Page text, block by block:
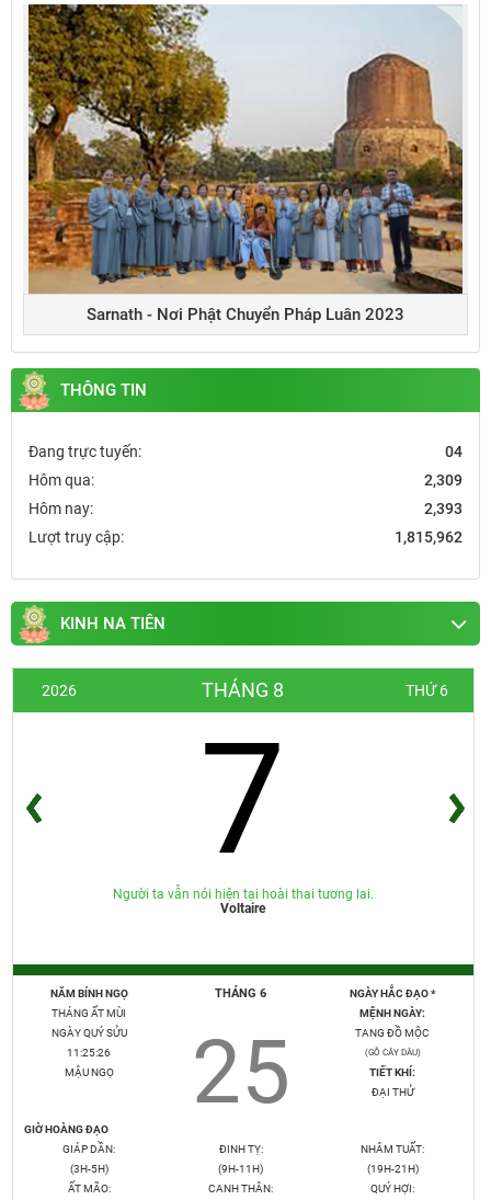
Sarnath - Nơi Phật Chuyển Pháp Luân 2023
THÔNG TIN
Đang trực tuyến:
04
Hôm qua:
2,309
Hôm nay:
2,393
Lượt truy cập:
1,815,962
KINH NA TIÊN
2026 THÁNG 8 THỨ 6
7
Người ta vẫn nói hiện tại hoài thai tương lai.
Voltaire
NĂM BÍNH NGỌ
THÁNG ẤT MÙI
NGÀY QUÝ SỬU
11:25:27
MẬU NGỌ
THÁNG 6
25
NGÀY HẮC ĐẠO *
MỆNH NGÀY:
TANG ĐỒ MỘC
(GỖ CÂY DÂU)
TIẾT KHÍ:
ĐẠI THỬ
GIỜ HOÀNG ĐẠO
GIÁP DẦN:
(3H-5H)
ẤT MÃO:
ĐINH TỴ:
(9H-11H)
CANH THÂN:
NHÂM TUẤT:
(19H-21H)
QUÝ HỢI: